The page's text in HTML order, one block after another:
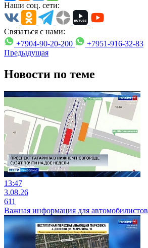
Наши соц. сети:
Связаться с нами:
+7904-90-20-200
+7951-916-32-83
Предыдущая
Новости по теме
13:47
3.08.26
611
Важная информация для автомобилистов